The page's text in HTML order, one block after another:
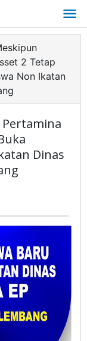
2 Tetap
Non Ikatan
Pertamina
Dinas